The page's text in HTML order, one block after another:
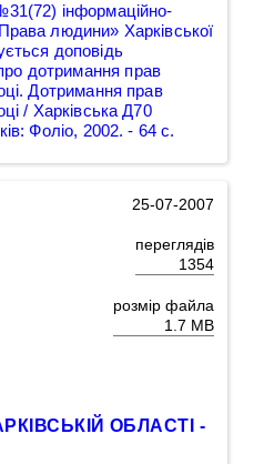
інформаційно-
людини» Харківської
доповідь
дотримання прав
Дотримання прав
/ Харківська Д70
Фоліо, 2002. - 64 с.
25-07-2007
переглядів
1354
розмір файла
1.7 MB
ОБЛАСТІ -